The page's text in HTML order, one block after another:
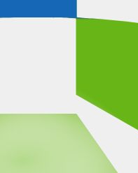
Wanneer
We gebruiken natuurlijk
Plan hier je eigen
Algemene Voorwaarden